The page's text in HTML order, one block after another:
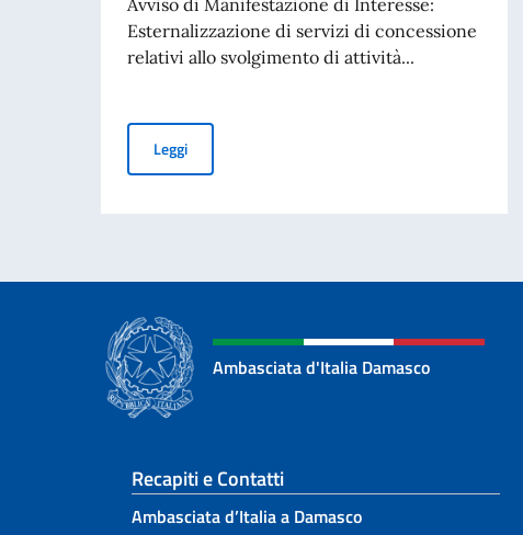
Esternalizzazione di servizi di concessione
relativi allo svolgimento di attività...
LeggiAvviso di Manifestazione di Interesse:
Ambasciata d'Italia Damasco
Sezione footer
Recapiti e Contatti
Ambasciata d’Italia a Damasco